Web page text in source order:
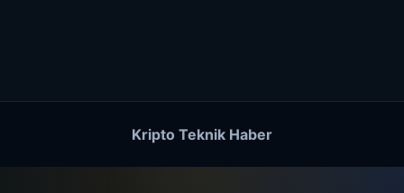
Kripto Teknik Haber